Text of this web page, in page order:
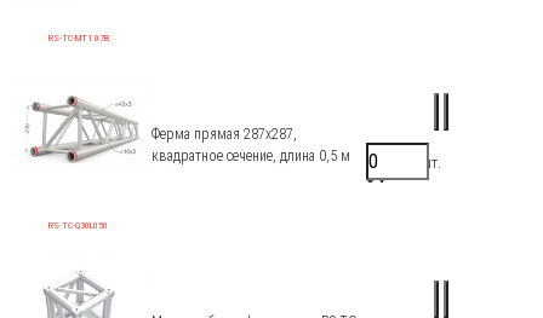
RS-TC-MT1 07B
RS-TC-Q30L050
Ферма прямая 287х287,
квадратное сечение, длина 0,5 м
16700 ₽/шт.
0 ₽